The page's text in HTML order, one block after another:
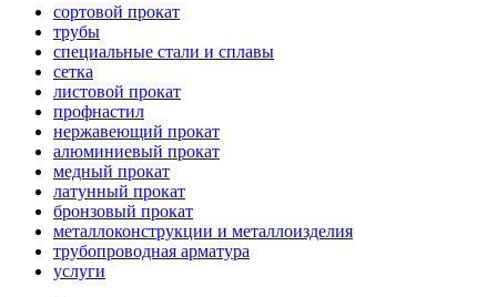
сортовой прокат
трубы
специальные стали и сплавы
сетка
листовой прокат
профнастил
нержавеющий прокат
алюминиевый прокат
медный прокат
латунный прокат
бронзовый прокат
металлоконструкции и металлоизделия
трубопроводная арматура
услуги